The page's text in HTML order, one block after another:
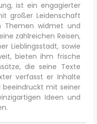
ist ein engagierter
großer Leidenschaft
Themen widmet und
zahlreichen Reisen,
Lieblingsstadt, sowie
bieten ihm frische
die seine Texte
verfasst er Inhalte
beeindruckt mit seiner
Ideen und